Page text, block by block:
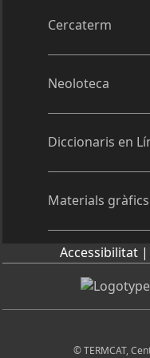
Cercaterm
Neoloteca
Diccionaris en
Materials
Accessibilitat |
© TERMCAT,